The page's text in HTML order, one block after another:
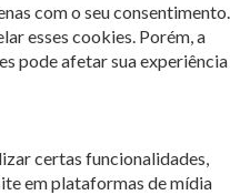
com o seu consentimento.
esses cookies. Porém, a
pode afetar sua experiência
certas funcionalidades,
em plataformas de mídia